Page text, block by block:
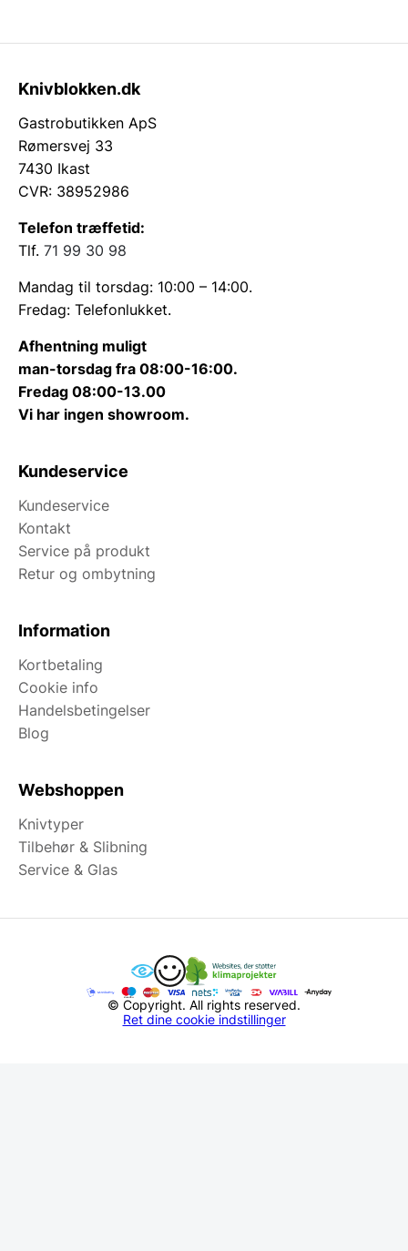
Knivblokken.dk
Gastrobutikken ApS
Rømersvej 33
7430 Ikast
CVR: 38952986
Telefon træffetid:
Tlf. 71 99 30 98
Mandag til torsdag: 10:00 – 14:00.
Fredag: Telefonlukket.
Afhentning muligt
man-torsdag fra 08:00-16:00.
Fredag 08:00-13.00
Vi har ingen showroom.
Kundeservice
Kundeservice
Kontakt
Service på produkt
Retur og ombytning
Information
Kortbetaling
Cookie info
Handelsbetingelser
Blog
Webshoppen
Knivtyper
Tilbehør & Slibning
Service & Glas
© Copyright. All rights reserved.
Ret dine cookie indstillinger